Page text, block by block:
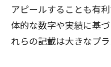
アピールすることも有
体的な数字や実績に基
れらの記載は大きなプラ